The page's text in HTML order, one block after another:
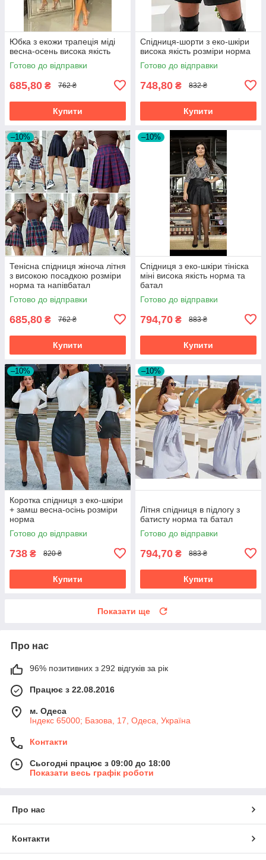
Юбка з екожи трапеція міді
весна-осень висока якість
Готово до відправки
685,80 ₴ 762 ₴
Купити
Спідниця-шорти з еко-шкіри
висока якість розміри норма
Готово до відправки
748,80 ₴ 832 ₴
Купити
–10%
Тенісна спідниця жіноча літня
з високою посадкою розміри
норма та напівбатал
Готово до відправки
685,80 ₴ 762 ₴
Купити
–10%
Спідниця з еко-шкіри тініска
міні висока якість норма та
батал
Готово до відправки
794,70 ₴ 883 ₴
Купити
–10%
Коротка спідниця з еко-шкіри
+ замш весна-осінь розміри
норма
Готово до відправки
738 ₴ 820 ₴
Купити
–10%
Літня спідниця в підлогу з
батисту норма та батал
Готово до відправки
794,70 ₴ 883 ₴
Купити
Показати ще
Про нас
96% позитивних з 292 відгуків за рік
Працює з 22.08.2016
м. Одеса
Індекс 65000; Базова, 17, Одеса, Україна
Контакти
Сьогодні працює з 09:00 до 18:00
Показати весь графік роботи
Про нас
Контакти